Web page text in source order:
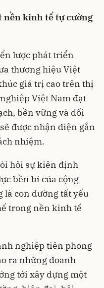
nền kinh tế tự cường
lược phát triển
thương hiệu Việt
giá trị cao trên thị
Việt Nam đạt
bền vững và đổi
được nhận diện gắn
nhiệm.
hỏi sự kiên định
bền bỉ của cộng
là con đường tất yếu
trong nền kinh tế
nghiệp tiên phong
ra những doanh
tới xây dựng một